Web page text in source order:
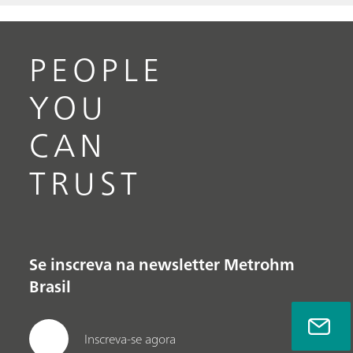
PEOPLE
YOU
CAN
TRUST
Se inscreva na newsletter Metrohm
Brasil
Inscreva-se agora